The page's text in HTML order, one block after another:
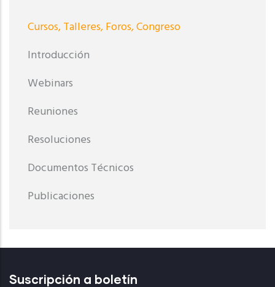
Cursos, Talleres, Foros, Congreso
Introducción
Webinars
Reuniones
Resoluciones
Documentos Técnicos
Publicaciones
Suscripción a boletín